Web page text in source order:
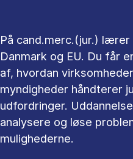
På cand.merc.(jur.)
Danmark og EU. Du får
af, hvordan
myndigheder håndterer
udfordringer.
analysere og løse
mulighederne.